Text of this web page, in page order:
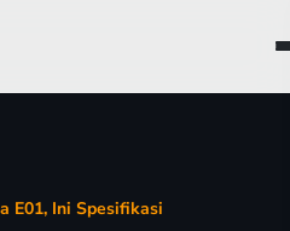
E01, Ini Spesifikasi